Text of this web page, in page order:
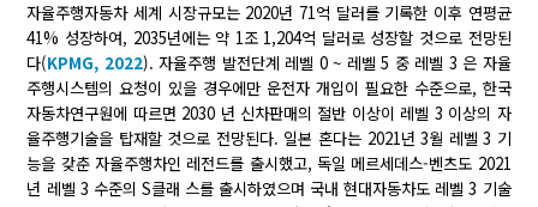
자율주행자동차 세계 시장규모는 2020년 71억 달러를 기록한 이후 연평균
41% 성장하여, 2035년에는 약 1조 1,204억 달러로 성장할 것으로 전망된
다(KPMG, 2022). 자율주행 발전단계 레벨 0 ~ 레벨 5 중 레벨 3 은 자율
주행시스템의 요청이 있을 경우에만 운전자 개입이 필요한 수준으로, 한국
자동차연구원에 따르면 2030 년 신차판매의 절반 이상이 레벨 3 이상의 자
율주행기술을 탑재할 것으로 전망된다. 일본 혼다는 2021년 3월 레벨 3 기
능을 갖춘 자율주행차인 레전드를 출시했고, 독일 메르세데스-벤츠도 2021
년 레벨 3 수준의 S클래 스를 출시하였으며 국내 현대자동차도 레벨 3 기술